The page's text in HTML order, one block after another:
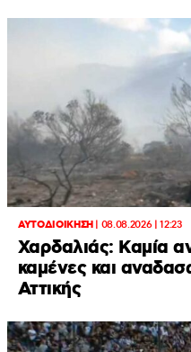
ΑΥΤΟΔΙΟΙΚΗΣΗ| 08.08.2026 | 12:23
Χαρδαλιάς: Καμία
καμένες και
Αττικής